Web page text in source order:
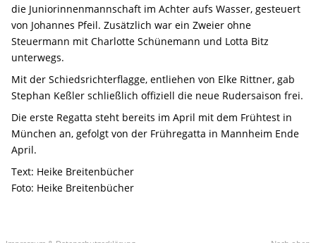
die Juniorinnenmannschaft im Achter aufs Wasser, gesteuert
von Johannes Pfeil. Zusätzlich war ein Zweier ohne
Steuermann mit Charlotte Schünemann und Lotta Bitz
unterwegs.
Mit der Schiedsrichterflagge, entliehen von Elke Rittner, gab
Stephan Keßler schließlich offiziell die neue Rudersaison frei.
Die erste Regatta steht bereits im April mit dem Frühtest in
München an, gefolgt von der Frühregatta in Mannheim Ende
April.
Text: Heike Breitenbücher
Foto: Heike Breitenbücher